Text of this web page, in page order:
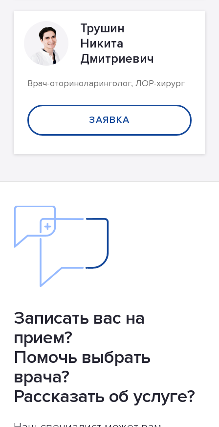
Трушин
Никита
Дмитриевич
Врач-оториноларинголог, ЛОР-хирург
ЗАЯВКА
Записать вас на
прием?
Помочь выбрать
врача?
Рассказать об услуге?